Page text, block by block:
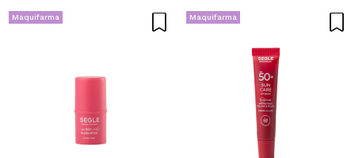
Maquifarma Maquifarma